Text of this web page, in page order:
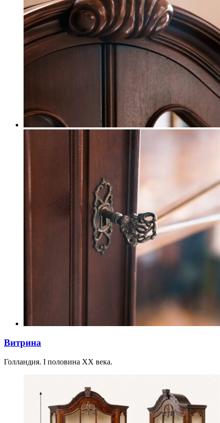
Витрина
Голландия. I половина XX века.